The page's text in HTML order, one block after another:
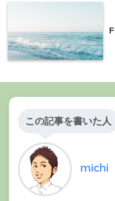
この記事を書いた人
michi